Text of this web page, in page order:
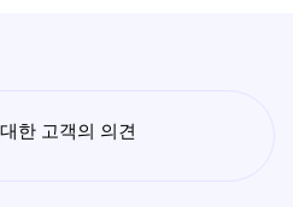
한 고객의 의견